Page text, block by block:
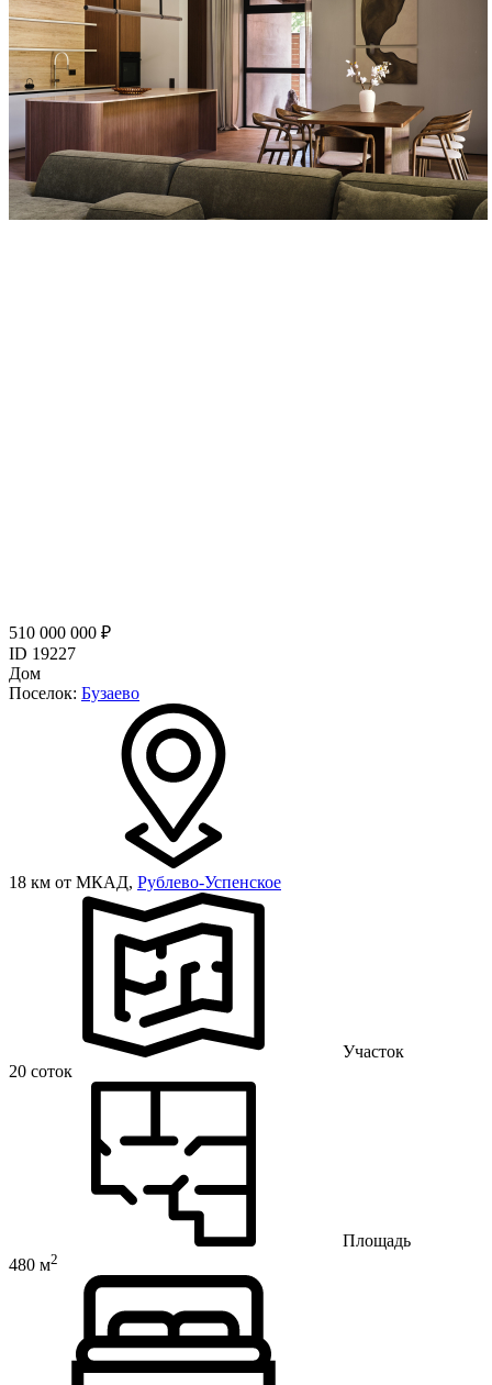
510 000 000 ₽
ID 19227
Дом
Поселок: Бузаево
18 км от МКАД, Рублево-Успенское
Участок
20 соток
Площадь
480 м2